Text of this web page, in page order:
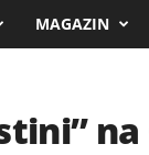
MAGAZIN